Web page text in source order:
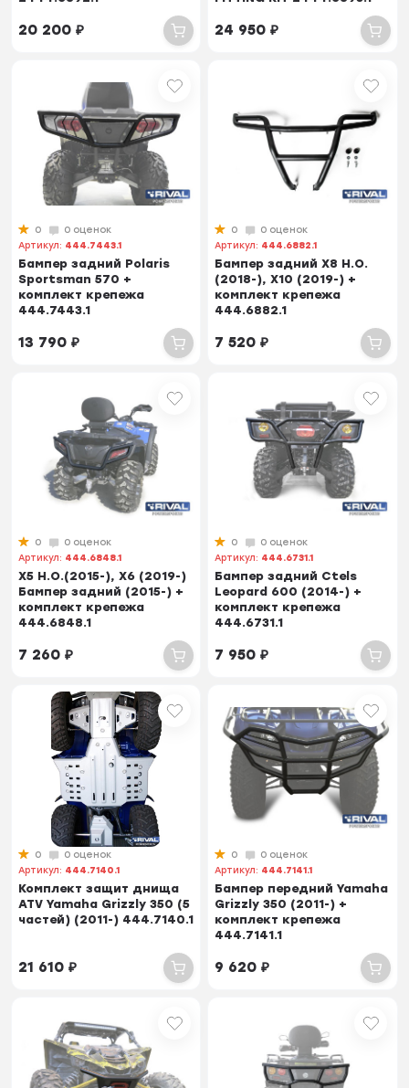
20 200₽ 24 950₽
0
0 оценок
Артикул: 444.7443.1
Бампер задний Polaris
Sportsman 570 +
комплект крепежа
444.7443.1
13 790₽
0
0 оценок
Артикул: 444.6882.1
Бампер задний Х8 Н.О.
(2018-), X10 (2019-) +
комплект крепежа
444.6882.1
7 520₽
0
0 оценок
Артикул: 444.6848.1
X5 H.O.(2015-), X6 (2019-)
Бампер задний (2015-) +
комплект крепежа
444.6848.1
7 260₽
0
0 оценок
Артикул: 444.6731.1
Бампер задний Ctels
Leopard 600 (2014-) +
комплект крепежа
444.6731.1
7 950₽
0
0 оценок
Артикул: 444.7140.1
Комплект защит днища
ATV Yamaha Grizzly 350 (5
частей) (2011-) 444.7140.1
21 610₽
0
0 оценок
Артикул: 444.7141.1
Бампер передний Yamaha
Grizzly 350 (2011-) +
комплект крепежа
444.7141.1
9 620₽